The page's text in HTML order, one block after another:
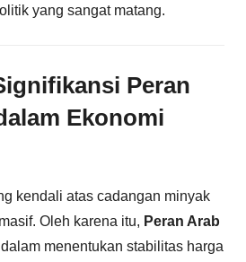
yang sangat matang.
Peran
Ekonomi
kendali atas cadangan minyak
Oleh karena itu, Peran Arab
menentukan stabilitas harga